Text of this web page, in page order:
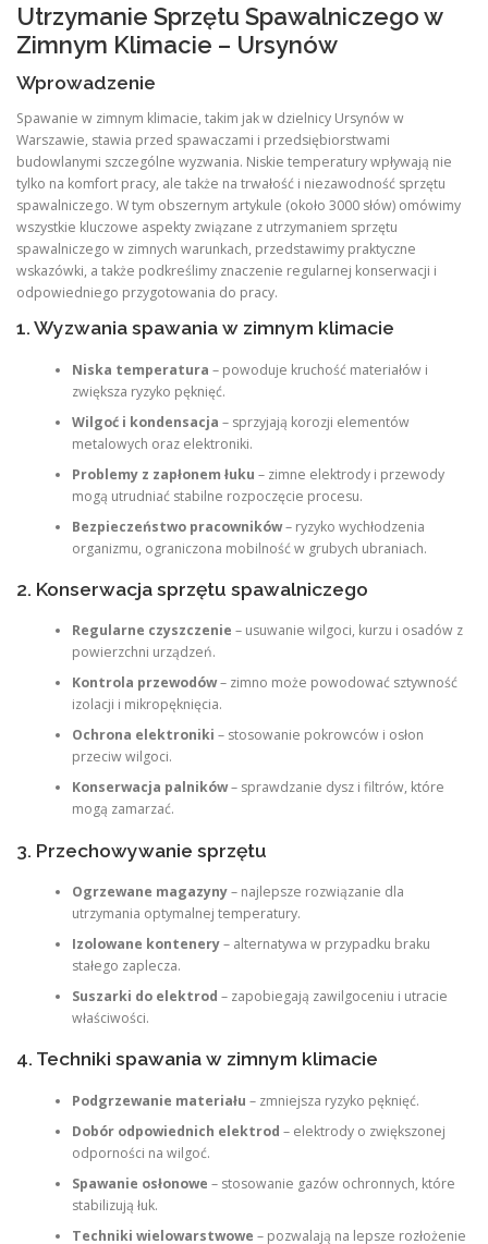
Utrzymanie Sprzętu Spawalniczego w
Zimnym Klimacie – Ursynów
Wprowadzenie
Spawanie w zimnym klimacie, takim jak w dzielnicy Ursynów w
Warszawie, stawia przed spawaczami i przedsiębiorstwami
budowlanymi szczególne wyzwania. Niskie temperatury wpływają nie
tylko na komfort pracy, ale także na trwałość i niezawodność sprzętu
spawalniczego. W tym obszernym artykule (około 3000 słów) omówimy
wszystkie kluczowe aspekty związane z utrzymaniem sprzętu
spawalniczego w zimnych warunkach, przedstawimy praktyczne
wskazówki, a także podkreślimy znaczenie regularnej konserwacji i
odpowiedniego przygotowania do pracy.
1. Wyzwania spawania w zimnym klimacie
Niska temperatura – powoduje kruchość materiałów i
zwiększa ryzyko pęknięć.
Wilgoć i kondensacja – sprzyjają korozji elementów
metalowych oraz elektroniki.
Problemy z zapłonem łuku – zimne elektrody i przewody
mogą utrudniać stabilne rozpoczęcie procesu.
Bezpieczeństwo pracowników– ryzyko wychłodzenia
organizmu, ograniczona mobilność w grubych ubraniach.
2. Konserwacja sprzętu spawalniczego
Regularne czyszczenie – usuwanie wilgoci, kurzu i osadów z
powierzchni urządzeń.
Kontrola przewodów– zimno może powodować sztywność
izolacji i mikropęknięcia.
Ochrona elektroniki – stosowanie pokrowców i osłon
przeciw wilgoci.
Konserwacja palników– sprawdzanie dysz i filtrów, które
mogą zamarzać.
3. Przechowywanie sprzętu
Ogrzewane magazyny– najlepsze rozwiązanie dla
utrzymania optymalnej temperatury.
Izolowane kontenery– alternatywa w przypadku braku
stałego zaplecza.
Suszarki do elektrod – zapobiegają zawilgoceniu i utracie
właściwości.
4. Techniki spawania w zimnym klimacie
Podgrzewanie materiału – zmniejsza ryzyko pęknięć.
Dobór odpowiednich elektrod – elektrody o zwiększonej
odporności na wilgoć.
Spawanie osłonowe – stosowanie gazów ochronnych, które
stabilizują łuk.
Techniki wielowarstwowe – pozwalają na lepsze rozłożenie